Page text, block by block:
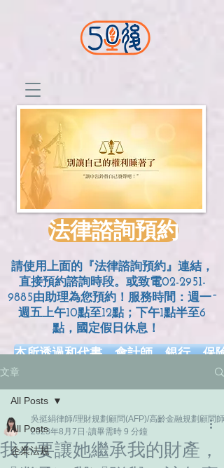
法律諮詢預約
本所透過和代書、會計師、銀行、保
富網、幸福熟齡、早安健康、工
請使用上面的『法律諮詢預約』連結，
直接預約諮詢時段。或致電02-2951-
9885由助理為您預約！服務時間：週一~
週五上午10點至12點；
下午1點半至6
點，國定假日休息！
文章
All Posts
企業法規
All Posts
我不要讓她繼承我的財產，
吳挺絹律師/理財規劃顧問(AFP)/高齡金融規劃顧問
2023年8月7日 讀畢需時 9 分鐘